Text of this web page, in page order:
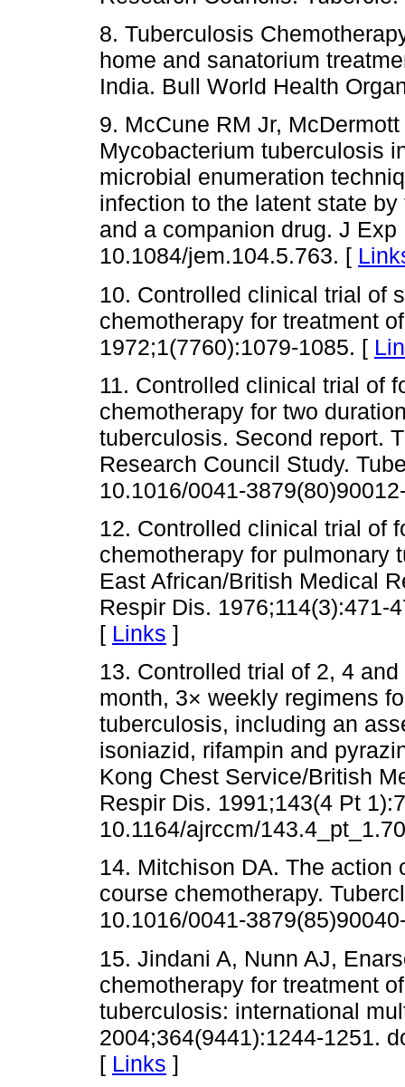
8. Tuberculosis
home and sanatorium
India. Bull World Health
9. McCune RM Jr,
Mycobacterium tuberculosis
microbial enumeration
infection to the latent state
and a companion drug. J
10.1084/jem.104.5.763. [
10. Controlled clinical trial of
chemotherapy for treatment
1972;1(7760):1079-1085. [
11. Controlled clinical trial of
chemotherapy for two
tuberculosis. Second report.
Research Council Study.
10.1016/0041-
12. Controlled clinical trial of
chemotherapy for pulmonary
East African/British Medical
Respir Dis. 1976;114(3):471-
[ Links ]
13. Controlled trial of 2, 4
month, 3× weekly regimens
tuberculosis, including an
isoniazid, rifampin and
Kong Chest Service/British
Respir Dis. 1991;143(4 Pt
10.1164/ajrccm/
14. Mitchison DA. The action
course chemotherapy.
10.1016/0041-
15. Jindani A, Nunn AJ,
chemotherapy for treatment
tuberculosis: international
2004;364(9441):1244-1251.
[ Links ]